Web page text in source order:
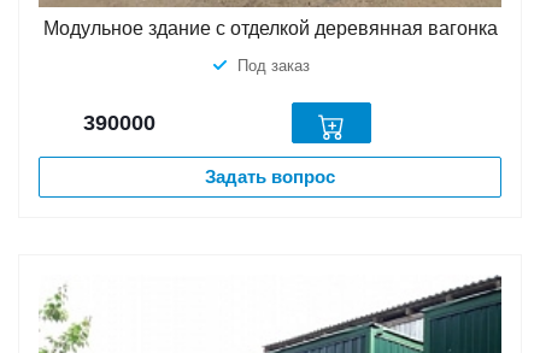
Модульное здание с отделкой деревянная вагонка
Под заказ
390000
Задать вопрос